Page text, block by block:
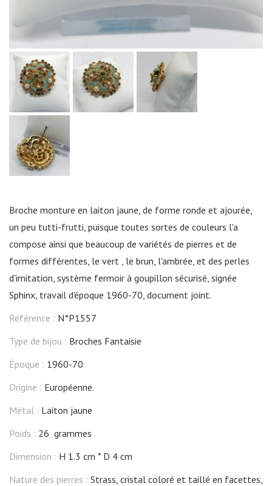
Broche monture en laiton jaune, de forme ronde et ajourée,
un peu tutti-frutti, puisque toutes sortes de couleurs l'a
compose ainsi que beaucoup de variétés de pierres et de
formes différentes, le vert , le brun, l'ambrée, et des perles
d'imitation, système fermoir à goupillon sécurisé, signée
Sphinx, travail d'époque 1960-70, document joint.
Référence : N°P1557
Type de bijou : Broches Fantaisie
Époque : 1960-70
Origine : Européenne.
Métal : Laiton jaune
Poids : 26 grammes
Dimension : H 1.3 cm
D 4 cm
Nature des pierres : Strass, cristal coloré et taillé en facettes,